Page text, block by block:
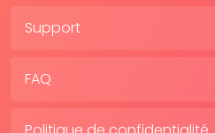
Support
FAQ